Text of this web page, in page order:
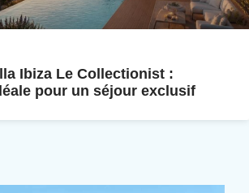
Ibiza Le Collectionist :
pour un séjour exclusif